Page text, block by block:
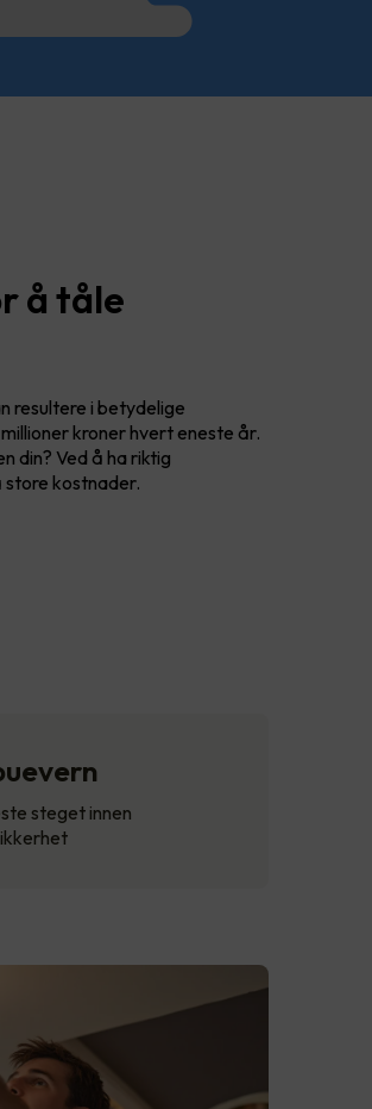
å tåle
resultere i betydelige
kroner hvert eneste år.
din? Ved å ha riktig
store kostnader.
steget innen